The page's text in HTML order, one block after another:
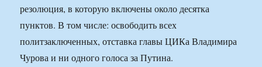
резолюция, в которую включены около десятка
пунктов. В том числе: освободить всех
политзаключенных, отставка главы ЦИКа Владимира
Чурова и ни одного голоса за Путина.